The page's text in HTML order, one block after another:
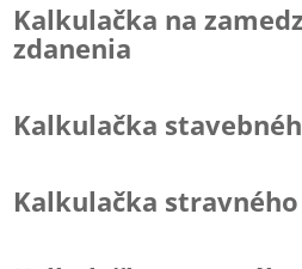
Kalkulačka na
zdanenia
Kalkulačka
Kalkulačka